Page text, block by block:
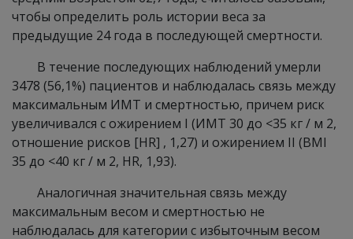
чтобы определить роль истории веса за
предыдущие 24 года в последующей смертности.
В течение последующих наблюдений умерли
3478 (56,1%) пациентов и наблюдалась связь между
максимальным ИМТ и смертностью, причем риск
увеличивался с ожирением I (ИМТ 30 до <35 кг / м 2,
отношение рисков [HR] , 1,27) и ожирением II (BMI
35 до <40 кг / м 2, HR, 1,93).
Аналогичная значительная связь между
максимальным весом и смертностью не
наблюдалась для категории с избыточным весом